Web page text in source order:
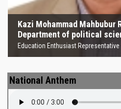
Kazi Mohammad
Department of political
Education Enthusiast Representative
National Anthem